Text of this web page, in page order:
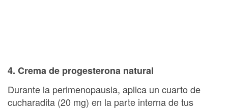
4. Crema de progesterona natural
Durante la perimenopausia, aplica un cuarto de
cucharadita (20 mg) en la parte interna de tus